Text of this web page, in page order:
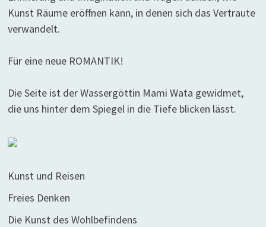
Kunst Räume eröffnen kann, in denen sich das Vertraute
verwandelt.
Für eine neue ROMANTIK!
Die Seite ist der Wassergöttin Mami Wata gewidmet,
die uns hinter dem Spiegel in die Tiefe blicken lässt.
Kunst und Reisen
Freies Denken
Die Kunst des Wohlbefindens